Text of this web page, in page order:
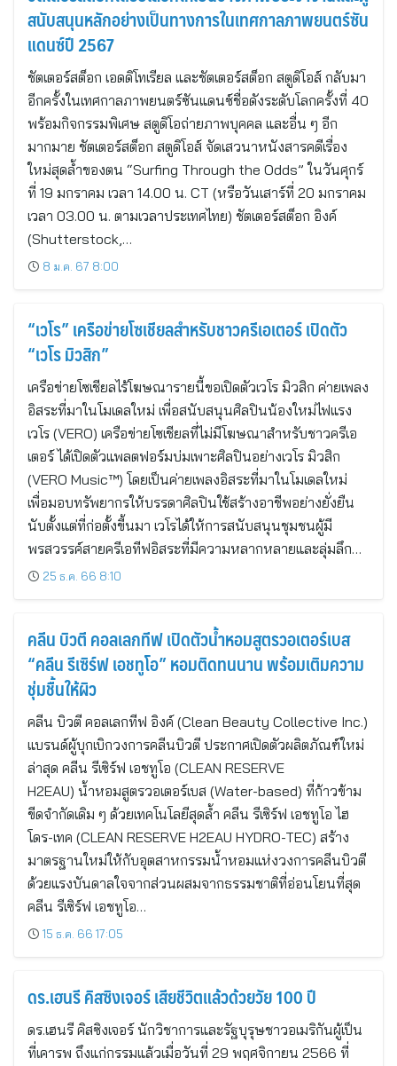
สนับสนุนหลักอย่างเป็นทางการในเทศกาลภาพยนตร์ซัน
แดนซ์ปี 2567
ชัตเตอร์สต็อก เอดดิโทเรียล และชัตเตอร์สต็อก สตูดิโอส์ กลับมา
อีกครั้งในเทศกาลภาพยนตร์ซันแดนซ์ชื่อดังระดับโลกครั้งที่ 40
พร้อมกิจกรรมพิเศษ สตูดิโอถ่ายภาพบุคคล และอื่น ๆ อีก
มากมาย ชัตเตอร์สต็อก สตูดิโอส์ จัดเสวนาหนังสารคดีเรื่อง
ใหม่สุดล้ำของตน “Surfing Through the Odds” ในวันศุกร์
ที่ 19 มกราคม เวลา 14.00 น. CT (หรือวันเสาร์ที่ 20 มกราคม
เวลา 03.00 น. ตามเวลาประเทศไทย) ชัตเตอร์สต็อก อิงค์
(Shutterstock,…
8 ม.ค. 67 8:00
“เวโร” เครือข่ายโซเชียลสำหรับชาวครีเอเตอร์ เปิดตัว
“เวโร มิวสิก”
เครือข่ายโซเชียลไร้โฆษณารายนี้ขอเปิดตัวเวโร มิวสิก ค่ายเพลง
อิสระที่มาในโมเดลใหม่ เพื่อสนับสนุนศิลปินน้องใหม่ไฟแรง
เวโร (VERO) เครือข่ายโซเชียลที่ไม่มีโฆษณาสำหรับชาวครีเอ
เตอร์ ได้เปิดตัวแพลตฟอร์มบ่มเพาะศิลปินอย่างเวโร มิวสิก
(VERO Music™) โดยเป็นค่ายเพลงอิสระที่มาในโมเดลใหม่
เพื่อมอบทรัพยากรให้บรรดาศิลปินใช้สร้างอาชีพอย่างยั่งยืน
นับตั้งแต่ที่ก่อตั้งขี้นมา เวโรได้ให้การสนับสนุนชุมชนผู้มี
พรสวรรค์สายครีเอทีฟอิสระที่มีความหลากหลายและลุ่มลึก…
25 ธ.ค. 66 8:10
คลีน บิวตี คอลเลกทีฟ เปิดตัวน้ำหอมสูตรวอเตอร์เบส
“คลีน รีเซิร์ฟ เอชทูโอ” หอมติดทนนาน พร้อมเติมความ
ชุ่มชื้นให้ผิว
คลีน บิวตี คอลเลกทีฟ อิงค์ (Clean Beauty Collective Inc.)
แบรนด์ผู้บุกเบิกวงการคลีนบิวตี ประกาศเปิดตัวผลิตภัณฑ์ใหม่
ล่าสุด คลีน รีเซิร์ฟ เอชทูโอ (CLEAN RESERVE
H2EAU) น้ำหอมสูตรวอเตอร์เบส (Water-based) ที่ก้าวข้าม
ขีดจำกัดเดิม ๆ ด้วยเทคโนโลยีสุดล้ำ คลีน รีเซิร์ฟ เอชทูโอ ไฮ
โดร-เทค (CLEAN RESERVE H2EAU HYDRO-TEC) สร้าง
มาตรฐานใหม่ให้กับอุตสาหกรรมน้ำหอมแห่งวงการคลีนบิวตี
ด้วยแรงบันดาลใจจากส่วนผสมจากธรรมชาติที่อ่อนโยนที่สุด
คลีน รีเซิร์ฟ เอชทูโอ…
15 ธ.ค. 66 17:05
ดร.เฮนรี คิสซิงเจอร์ เสียชีวิตแล้วด้วยวัย 100 ปี
ดร.เฮนรี คิสซิงเจอร์ นักวิชาการและรัฐบุรุษชาวอเมริกันผู้เป็น
ที่เคารพ ถึงแก่กรรมแล้วเมื่อวันที่ 29 พฤศจิกายน 2566 ที่